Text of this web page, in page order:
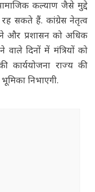
कल्याण जैसे मुद्दे
सकते हैं. कांग्रेस नेतृत्व
और प्रशासन को अधिक
दिनों में मंत्रियों को
कार्ययोजना राज्य की
निभाएगी.